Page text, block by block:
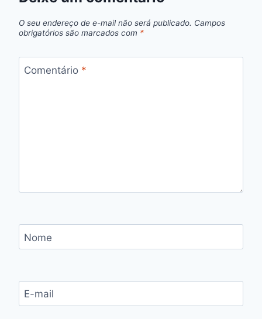
O seu endereço de e-mail não será publicado. Campos
obrigatórios são marcados com *
Comentário *
Nome
E-mail